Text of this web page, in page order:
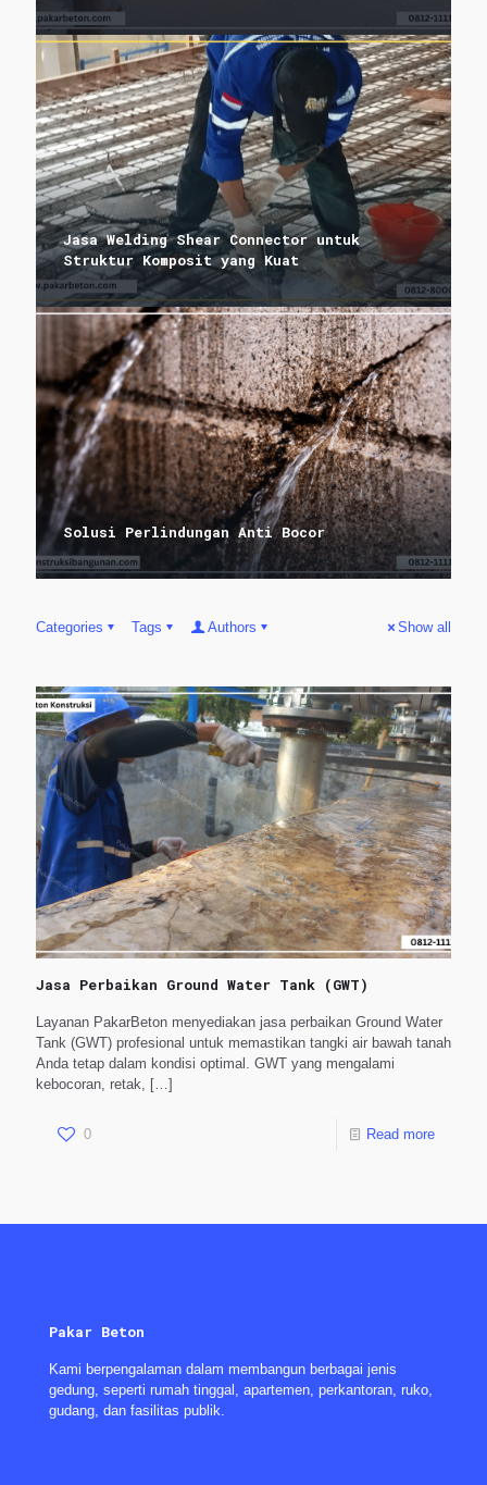
Jasa Welding Shear Connector untuk
Struktur Komposit yang Kuat
Solusi Perlindungan Anti Bocor
Categories Tags Authors Show all
Jasa Perbaikan Ground Water Tank (GWT)
Layanan PakarBeton menyediakan jasa perbaikan Ground Water
Tank (GWT) profesional untuk memastikan tangki air bawah tanah
Anda tetap dalam kondisi optimal. GWT yang mengalami
kebocoran, retak,
[…]
0 Read more
Pakar Beton
Kami berpengalaman dalam membangun berbagai jenis
gedung, seperti rumah tinggal, apartemen, perkantoran, ruko,
gudang, dan fasilitas publik.